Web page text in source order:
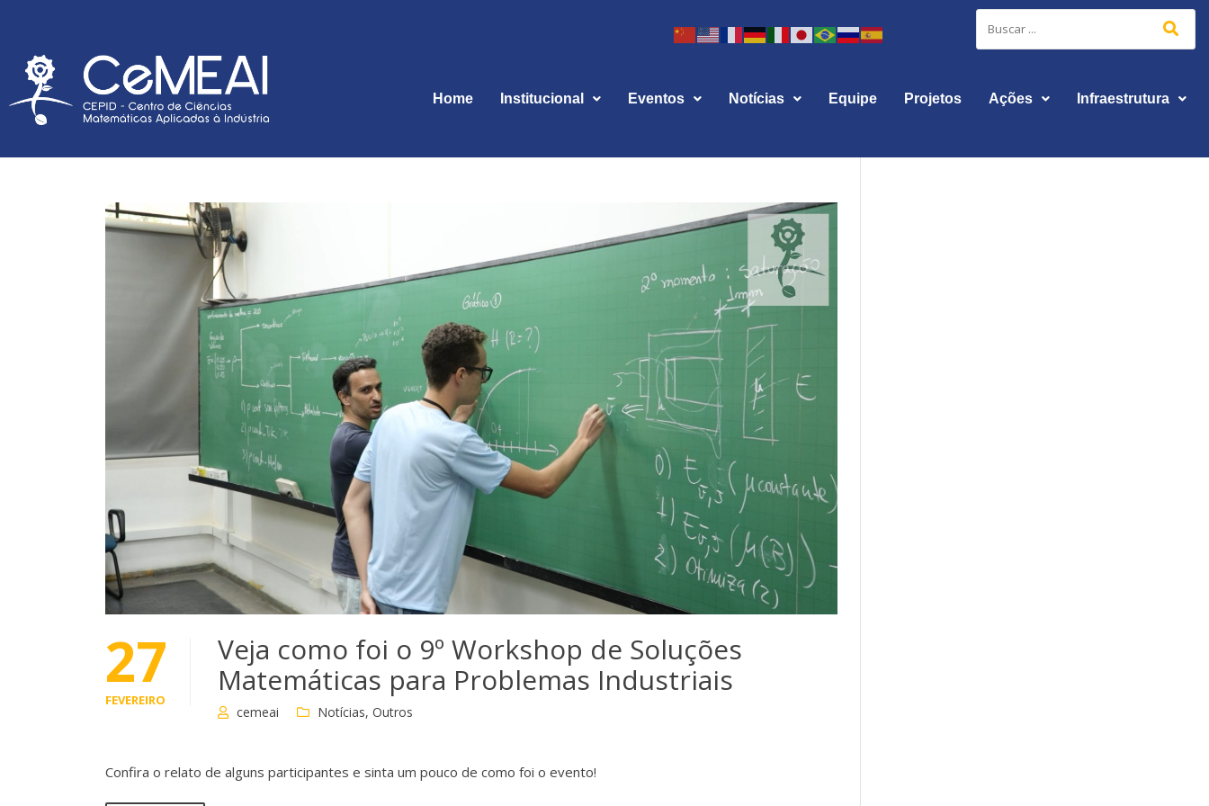
Home Institucional Eventos Notícias Equipe Projetos Ações Infraestrutura
27
FEVEREIRO
Veja como foi o 9º Workshop de Soluções
Matemáticas para Problemas Industriais
cemeai Notícias, Outros
Confira o relato de alguns participantes e sinta um pouco de como foi o evento!